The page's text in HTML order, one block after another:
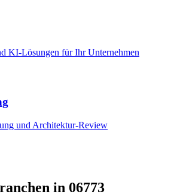
KI-Lösungen für Ihr Unternehmen
und Architektur-Review
in 06773